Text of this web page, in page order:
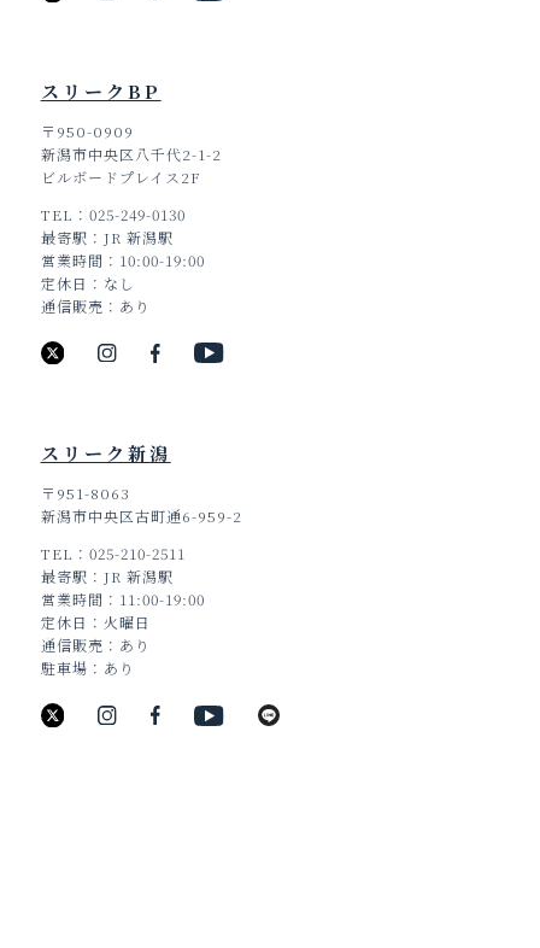
スリークBP
〒950-0909
新潟市中央区八千代2-1-2
ビルボードプレイス2F
TEL
025-249-0130
最寄駅
JR 新潟駅
営業時間
10:00-19:00
定休日
なし
通信販売
あり
スリーク新潟
〒951-8063
新潟市中央区古町通6-959-2
TEL
025-210-2511
最寄駅
JR 新潟駅
営業時間
11:00-19:00
定休日
火曜日
通信販売
あり
駐車場
あり
TEL：025-211-8330